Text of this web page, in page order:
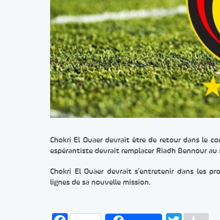
Chokri El Ouaer devrait être de retour dans le
espérantiste devrait remplacer Riadh Bennour
Chokri El Ouaer devrait s’entretenir dans les
lignes de sa nouvelle mission.